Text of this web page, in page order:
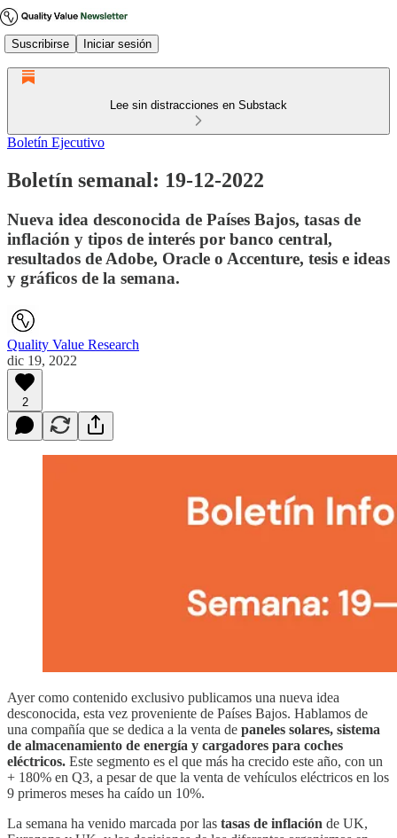
Suscribirse Iniciar sesión
Lee sin distracciones en Substack
Boletín Ejecutivo
Boletín semanal: 19-12-2022
Nueva idea desconocida de Países Bajos, tasas de
inflación y tipos de interés por banco central,
resultados de Adobe, Oracle o Accenture, tesis e ideas
y gráficos de la semana.
Quality Value Research
dic 19, 2022
2
Ayer como contenido exclusivo publicamos una nueva idea
desconocida, esta vez proveniente de Países Bajos. Hablamos de
una compañía que se dedica a la venta de paneles solares, sistema
de almacenamiento de energía y cargadores para coches
eléctricos. Este segmento es el que más ha crecido este año, con un
+ 180% en Q3, a pesar de que la venta de vehículos eléctricos en los
9 primeros meses ha caído un 10%.
La semana ha venido marcada por las tasas de inflación de UK,